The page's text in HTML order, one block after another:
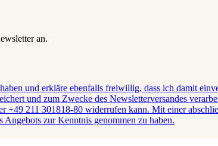
an.
und erkläre ebenfalls freiwillig, dass ich damit
und zum Zwecke des Newsletterversandes
+49 211 301818-80 widerrufen kann. Mit einer
Angebots zur Kenntnis genommen zu haben.